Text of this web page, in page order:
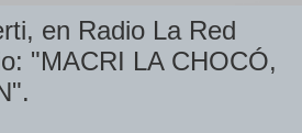
en Radio La Red
"MACRI LA CHOCÓ,